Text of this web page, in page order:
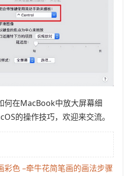
何在MacBook中放大屏幕细
的操作技巧，欢迎来交流。
彩色 –牵牛花简笔画的画法步骤